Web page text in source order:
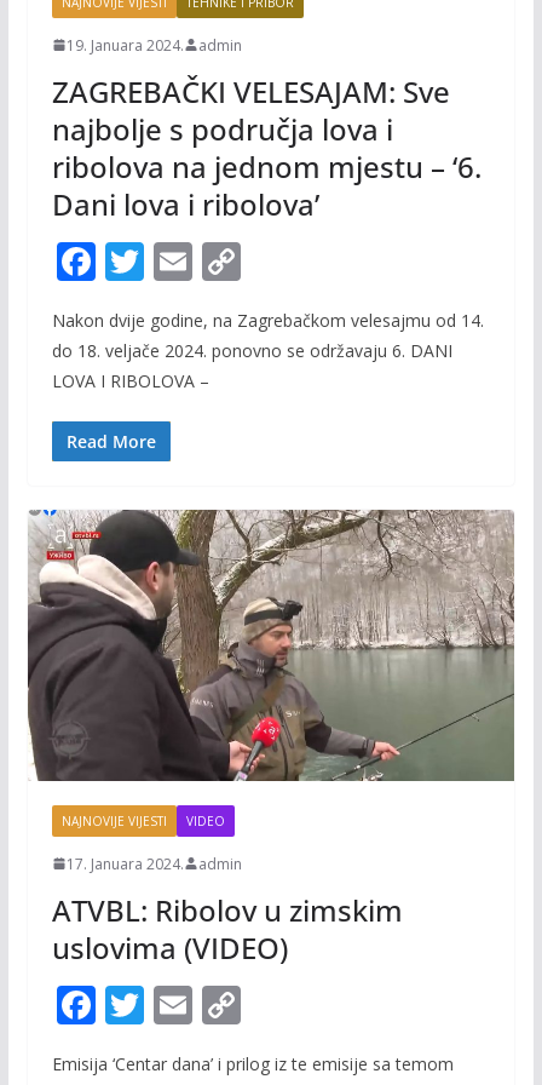
19. Januara 2024. admin
ZAGREBAČKI VELESAJAM: Sve
najbolje s područja lova i
ribolova na jednom mjestu – ‘6.
Dani lova i ribolova’
F
ac
e
b
o
o
T
itt
er
E
ai
l
C
p
Nakon dvije godine, na Zagrebačkom velesajmu od 14.
do 18. veljače 2024. ponovno se održavaju 6. DANI
LOVA I RIBOLOVA –
Read More
NAJNOVIJE VIJESTI VIDEO
17. Januara 2024. admin
ATVBL: Ribolov u zimskim
uslovima (VIDEO)
F T E C
o
Emisija ‘Centar dana’ i prilog iz te emisije sa temom